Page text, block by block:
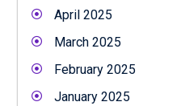
April 2025
March 2025
February 2025
January 2025